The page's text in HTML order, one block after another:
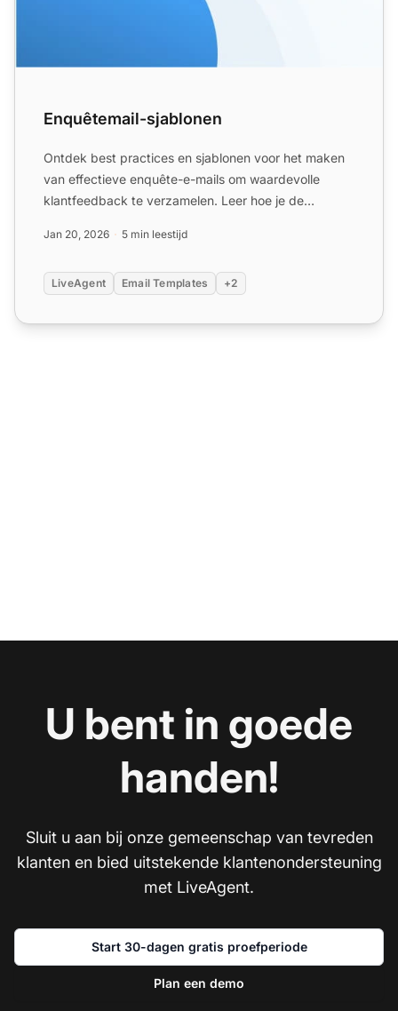
Enquêtemail-sjablonen
Ontdek best practices en sjablonen voor het maken
van effectieve enquête-e-mails om waardevolle
klantfeedback te verzamelen. Leer hoe je de
Jan 20, 2026 5 min leestijd
LiveAgent Email Templates +2
U bent in goede
handen!
Sluit u aan bij onze gemeenschap van tevreden
klanten en bied uitstekende klantenondersteuning
met LiveAgent.
Start 30-dagen gratis proefperiode
Plan een demo